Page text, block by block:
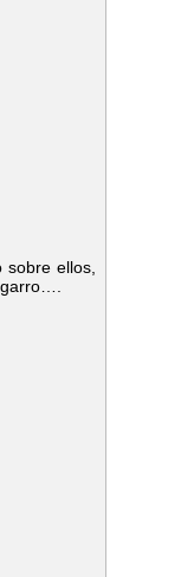
ellos,